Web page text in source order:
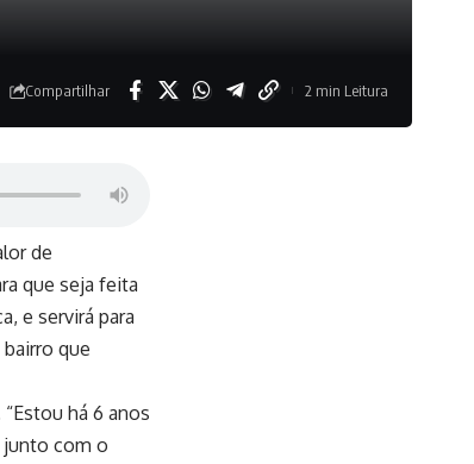
Compartilhar 2 min Leitura
de
que seja feita
e servirá para
que
há 6 anos
junto com o